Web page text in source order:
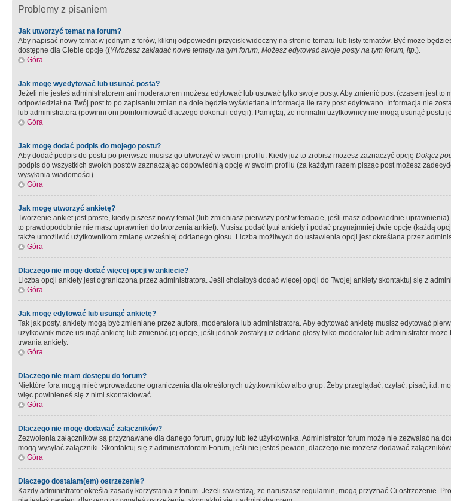
Problemy z pisaniem
Jak utworzyć temat na forum?
Aby napisać nowy temat w jednym z forów, kliknij odpowiedni przycisk widoczny na stronie tematu lub listy tematów. Być może
dostępne dla Ciebie opcje ((YMożesz zakładać nowe tematy na tym forum, Możesz edytować swoje posty na tym forum, itp.).
Góra
Jak mogę wyedytować lub usunąć posta?
Jeżeli nie jesteś administratorem ani moderatorem możesz edytować lub usuwać tylko swoje posty. Aby zmienić post (czasem jest
odpowiedział na Twój post to po zapisaniu zmian na dole będzie wyświetlana informacja ile razy post edytowano. Informacja nie
lub administratora (powinni oni poinformować dlaczego dokonali edycji). Pamiętaj, że normalni użytkownicy nie mogą usunąć postu
Góra
Jak mogę dodać podpis do mojego postu?
Aby dodać podpis do postu po pierwsze musisz go utworzyć w swoim profilu. Kiedy już to zrobisz możesz zaznaczyć opcję Dołącz
podpis do wszystkich swoich postów zaznaczając odpowiednią opcję w swoim profilu (za każdym razem pisząc post możesz
wysyłania wiadomości)
Góra
Jak mogę utworzyć ankietę?
Tworzenie ankiet jest proste, kiedy piszesz nowy temat (lub zmieniasz pierwszy post w temacie, jeśli masz odpowiednie
to prawdopodobnie nie masz uprawnień do tworzenia ankiet). Musisz podać tytuł ankiety i podać przynajmniej dwie opcje (każdą
także umożliwić użytkownikom zmianę wcześniej oddanego głosu. Liczba możliwych do ustawienia opcji jest określana przez
Góra
Dlaczego nie mogę dodać więcej opcji w ankiecie?
Liczba opcji ankiety jest ograniczona przez administratora. Jeśli chciałbyś dodać więcej opcji do Twojej ankiety skontaktuj się z
Góra
Jak mogę edytować lub usunąć ankietę?
Tak jak posty, ankiety mogą być zmieniane przez autora, moderatora lub administratora. Aby edytować ankietę musisz edytować
użytkownik może usunąć ankietę lub zmieniać jej opcje, jeśli jednak zostały już oddane głosy tylko moderator lub administrator
trwania ankiety.
Góra
Dlaczego nie mam dostępu do forum?
Niektóre fora mogą mieć wprowadzone ograniczenia dla określonych użytkowników albo grup. Żeby przeglądać, czytać, pisać, itd.
więc powinieneś się z nimi skontaktować.
Góra
Dlaczego nie mogę dodawać załączników?
Zezwolenia załączników są przyznawane dla danego forum, grupy lub też użytkownika. Administrator forum może nie zezwalać na
mogą wysyłać załączniki. Skontaktuj się z administratorem Forum, jeśli nie jesteś pewien, dlaczego nie możesz dodawać
Góra
Dlaczego dostałam(em) ostrzeżenie?
Każdy administrator określa zasady korzystania z forum. Jeżeli stwierdzą, że naruszasz regulamin, mogą przyznać Ci ostrzeżenie.